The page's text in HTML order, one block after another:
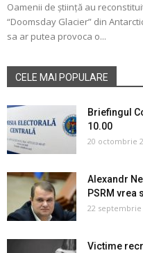
Oamenii de știință au
“Doomsday Glacier” din
sa ar putea provoca o...
CELE MAI POPULARE
Briefingul
10.00
20 octombrie
Alexandr
PSRM vrea
22 septembrie
Victime